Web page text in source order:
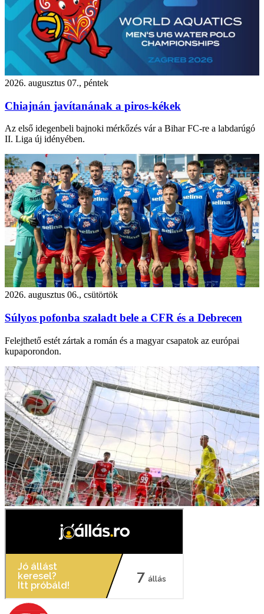
2026. augusztus 07., péntek
Chiajnán javítanának a piros-kékek
Az első idegenbeli bajnoki mérkőzés vár a Bihar FC-re a labdarúgó
II. Liga új idényében.
2026. augusztus 06., csütörtök
Súlyos pofonba szaladt bele a CFR és a Debrecen
Felejthető estét zártak a román és a magyar csapatok az európai
kupaporondon.